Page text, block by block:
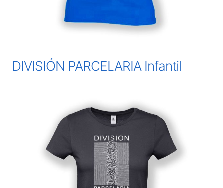
DIVISIÓN PARCELARIA Infantil